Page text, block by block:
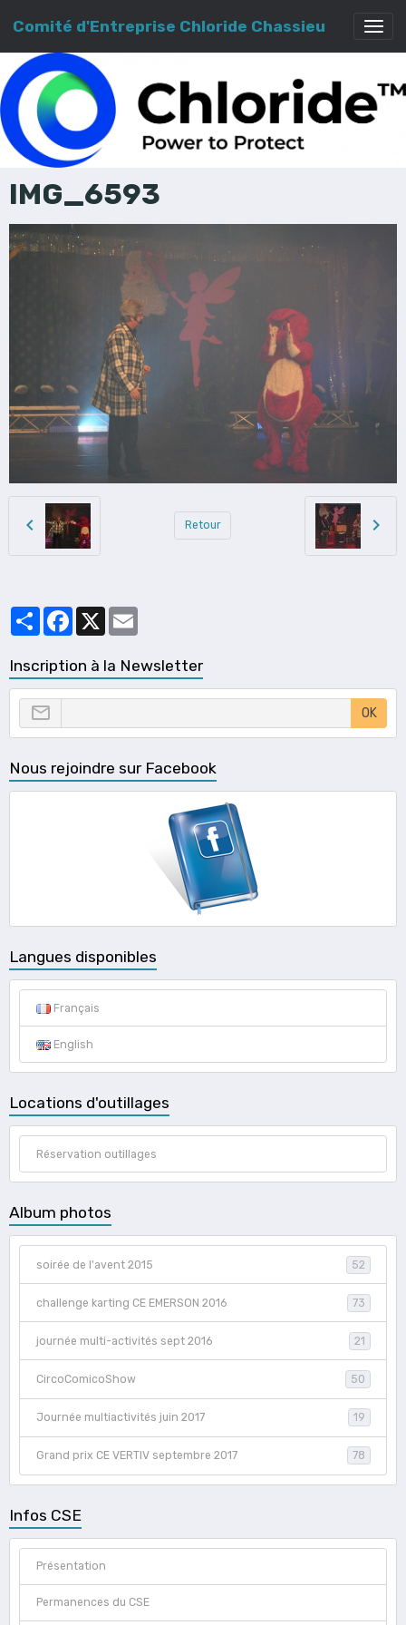
Comité d'Entreprise Chloride Chassieu
IMG_6593
Retour
PartagerFacebook
X
Inscription à la Newsletter
OK
Nous rejoindre sur Facebook
Langues disponibles
Français
English
Locations d'outillages
Réservation outillages
Album photos
soirée de l'avent 2015 52
challenge karting CE EMERSON 2016 73
journée multi-activités sept 2016 21
CircoComicoShow 50
Journée multiactivités juin 2017 19
Grand prix CE VERTIV septembre 2017 78
Infos CSE
Présentation
Permanences du CSE